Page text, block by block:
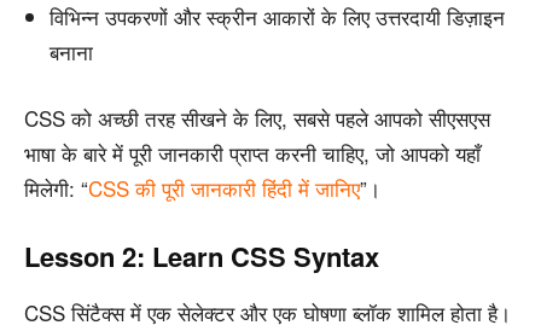
विभिन्न उपकरणों और स्क्रीन आकारों के लिए उत्तरदायी डिज़ाइन
बनाना
CSS को अच्छी तरह सीखने के लिए, सबसे पहले आपको सीएसएस
भाषा के बारे में पूरी जानकारी प्राप्त करनी चाहिए, जो आपको यहाँ
मिलेगी: “CSS की पूरी जानकारी हिंदी में जानिए”।
Lesson 2: Learn CSS Syntax
CSS सिंटैक्स में एक सेलेक्टर और एक घोषणा ब्लॉक शामिल होता है।